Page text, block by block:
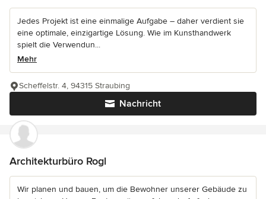
Jedes Projekt ist eine einmalige Aufgabe – daher verdient sie
eine optimale, einzigartige Lösung. Wie im Kunsthandwerk
spielt die Verwendun...
Mehr
Nachricht
Scheffelstr. 4, 94315 Straubing
Architekturbüro Rogl
Wir planen und bauen, um die Bewohner unserer Gebäude zu